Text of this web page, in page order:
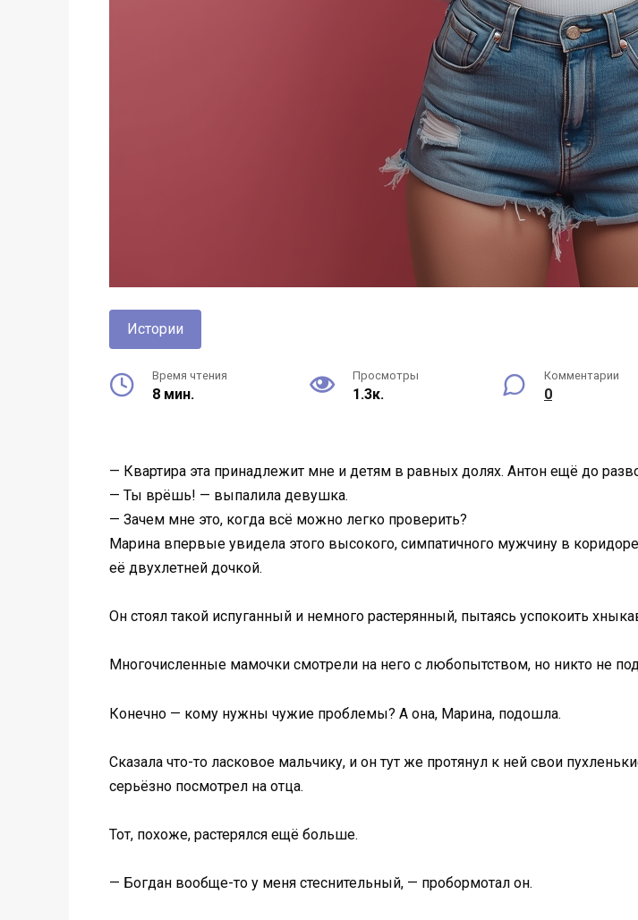
Истории
Время чтения
8 мин.
Просмотры
1.3к.
Комментарии
0
— Квартира эта принадлежит мне и детям в равных долях. Антон ещё до
— Ты врёшь! — выпалила девушка.
— Зачем мне это, когда всё можно легко проверить?
Марина впервые увидела этого высокого, симпатичного мужчину в
её двухлетней дочкой.
Он стоял такой испуганный и немного растерянный, пытаясь успокоить
Многочисленные мамочки смотрели на него с любопытством, но никто не
Конечно — кому нужны чужие проблемы? А она, Марина, подошла.
Сказала что-то ласковое мальчику, и он тут же протянул к ней свои
серьёзно посмотрел на отца.
Тот, похоже, растерялся ещё больше.
— Богдан вообще-то у меня стеснительный, — пробормотал он.